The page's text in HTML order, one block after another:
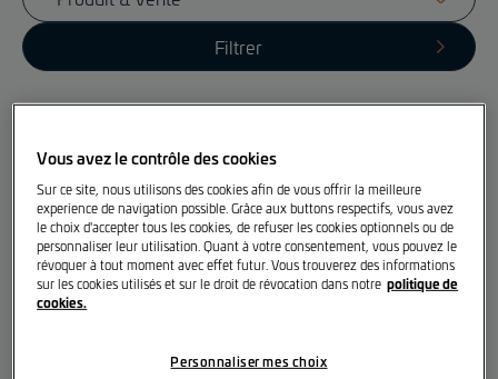
Filtrer
Kockelscheuer
B2B Used Car Sales Representative
[h/f/d]
Losch Import S.à r.l.
Vous avez le contrôle des cookies
Sur ce site, nous utilisons des cookies afin de vous offrir la meilleure
experience de navigation possible. Grâce aux buttons respectifs, vous avez
le choix d'accepter tous les cookies, de refuser les cookies optionnels ou de
personnaliser leur utilisation. Quant à votre consentement, vous pouvez le
révoquer à tout moment avec effet futur. Vous trouverez des informations
sur les cookies utilisés et sur le droit de révocation dans notre politique de
cookies.
Personnaliser mes choix